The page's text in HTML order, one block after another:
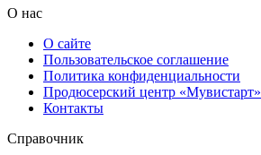
О нас
О сайте
Пользовательское соглашение
Политика конфиденциальности
Продюсерский центр «Мувистарт»
Контакты
Справочник